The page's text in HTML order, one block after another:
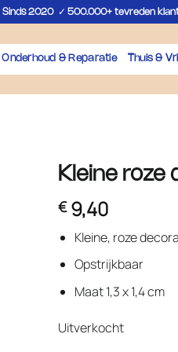
Sinds 2020✓ 500.000+ tevreden
Onderhoud & Reparatie Thuis &
Kleine
€9,40
Kleine, roze
Opstrijkbaar
Maat 1,3 x 1,4 cm
Uitverkocht